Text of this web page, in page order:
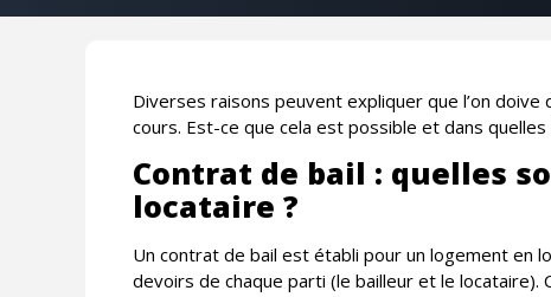
Diverses raisons peuvent expliquer que l’on
cours. Est-ce que cela est possible et dans quelles
Contrat de bail : quelles
locataire ?
Un contrat de bail est établi pour un logement en
devoirs de chaque parti (le bailleur et le